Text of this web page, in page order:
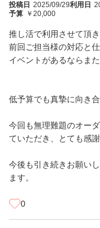
投稿日 2025/09/29利用日
予算 ￥20,000
推し活で利用させて頂き
前回ご担当様の対応と
イベントがあるならま
低予算でも真摯に向き
今回も無理難題のオー
ていただき、とても感
今後も引き続きお願い
ます。
0